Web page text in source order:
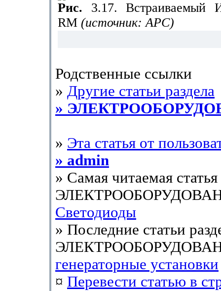
Рис. 3.17. Встраиваемый
RM (источник: АРС)
Родственные ссылки
» Другие статьи раздела
»
» Эта статья от
» admin
» Самая читаемая статья
Светодиоды
» Последние статьи
генераторные установки
¤ Перевести статью в